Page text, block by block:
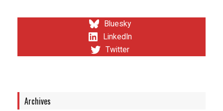
Bluesky
LinkedIn
Twitter
Archives